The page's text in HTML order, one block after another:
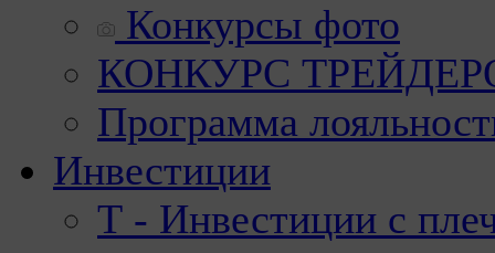
Конкурсы фото
КОНКУРС
Программа
Инвестиции
Т - Инвестиции с